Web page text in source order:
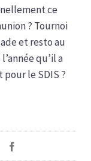
ce
? Tournoi
et resto au
qu’il a
le SDIS ?